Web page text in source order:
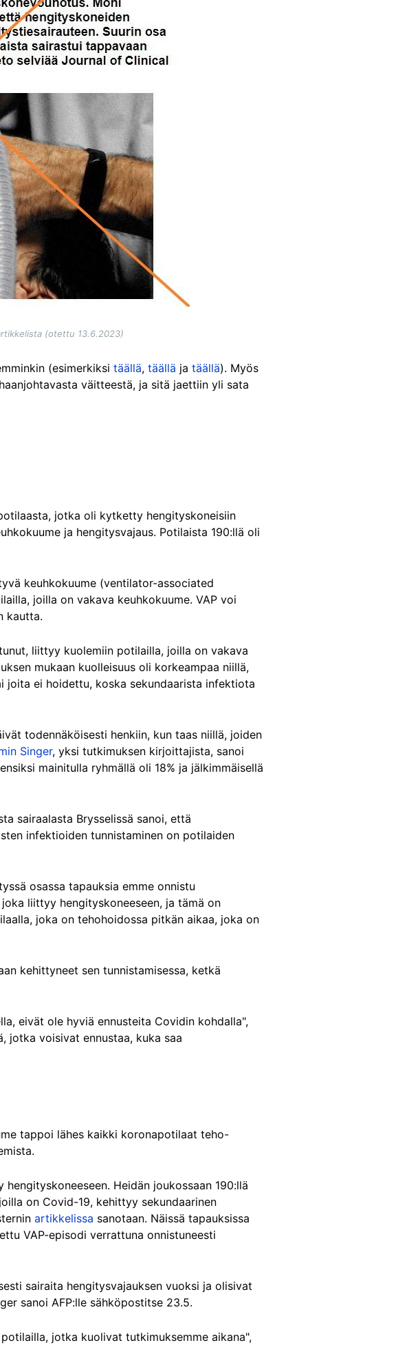
(otettu 13.6.2023)
(esimerkiksi täällä, täällä ja täällä). Myös
väitteestä, ja sitä jaettiin yli sata
jotka oli kytketty hengityskoneisiin
ja hengitysvajaus. Potilaista 190:llä oli
keuhkokuume (ventilator-associated
joilla on vakava keuhkokuume. VAP voi
kautta.
liittyy kuolemiin potilailla, joilla on vakava
mukaan kuolleisuus oli korkeampaa niillä,
ei hoidettu, koska sekundaarista infektiota
todennäköisesti henkiin, kun taas niillä, joiden
Singer, yksi tutkimuksen kirjoittajista, sanoi
mainitulla ryhmällä oli 18% ja jälkimmäisellä
sairaalasta Brysselissä sanoi, että
infektioiden tunnistaminen on potilaiden
osassa tapauksia emme onnistu
liittyy hengityskoneeseen, ja tämä on
joka on tehohoidossa pitkän aikaa, joka on
kehittyneet sen tunnistamisessa, ketkä
eivät ole hyviä ennusteita Covidin kohdalla",
jotka voisivat ennustaa, kuka saa
tappoi lähes kaikki koronapotilaat teho-
Heidän joukossaan 190:llä
on Covid-19, kehittyy sekundaarinen
artikkelissa sanotaan. Näissä tapauksissa
VAP-episodi verrattuna onnistuneesti
sairaita hengitysvajauksen vuoksi ja olisivat
sanoi AFP:lle sähköpostitse 23.5.
jotka kuolivat tutkimuksemme aikana",